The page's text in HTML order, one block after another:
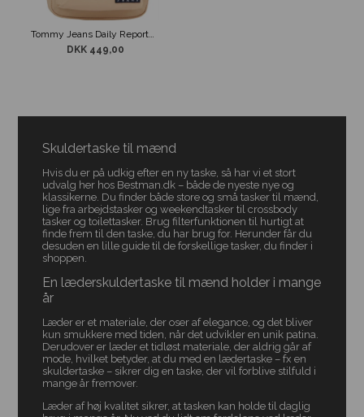
DKK 449,00
Skuldertaske til mænd
Hvis du er på udkig efter en ny taske, så har vi et stort
udvalg her hos Bestman.dk – både de nyeste nye og
klassikerne. Du finder både store og små tasker til mænd,
lige fra arbejdstasker og weekendtasker til crossbody
tasker og toilettasker. Brug filterfunktionen til hurtigt at
finde frem til den taske, du har brug for. Herunder får du
desuden en lille guide til de forskellige tasker, du finder i
shoppen.
En læderskuldertaske til mænd holder i mange
år
Læder er et materiale, der oser af elegance, og det bliver
kun smukkere med tiden, når det udvikler en unik patina.
Derudover er læder et tidløst materiale, der aldrig går af
mode, hvilket betyder, at du med en lædertaske – fx en
skuldertaske – sikrer dig en taske, der vil forblive stilfuld i
mange år fremover.
Læder af høj kvalitet sikrer, at tasken kan holde til daglig